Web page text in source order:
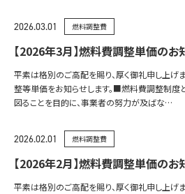
2026.03.01 燃料調整費
【2026年3月】燃料費調整単価のお
平素は格別のご高配を賜り、厚く御礼申し上げ
整等単価をお知らせします。■燃料費調整制
図ることを目的に、事業者の努力が及ばな…
2026.02.01 燃料調整費
【2026年2月】燃料費調整単価のお
平素は格別のご高配を賜り、厚く御礼申し上げ